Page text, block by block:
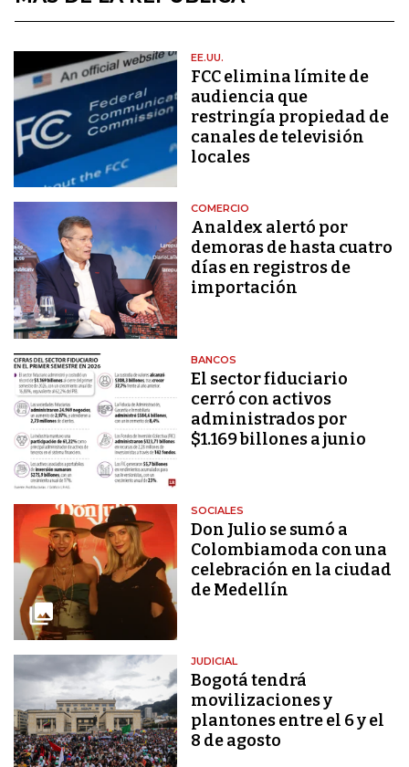
EE.UU.
FCC elimina límite de
audiencia que
restringía propiedad de
canales de televisión
locales
COMERCIO
Analdex alertó por
demoras de hasta cuatro
días en registros de
importación
BANCOS
El sector fiduciario
cerró con activos
administrados por
$1.169 billones a junio
SOCIALES
Don Julio se sumó a
Colombiamoda con una
celebración en la ciudad
de Medellín
JUDICIAL
Bogotá tendrá
movilizaciones y
plantones entre el 6 y el
8 de agosto